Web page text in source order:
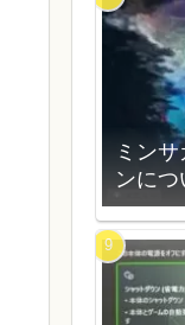
ミン
ンにつ